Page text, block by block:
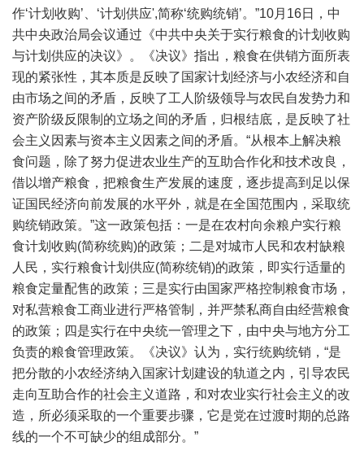
作‘计划收购’、‘计划供应',简称‘统购统销’。”10月16日，中
共中央政治局会议通过《中共中央关于实行粮食的计划收购
与计划供应的决议》。《决议》指出，粮食在供销方面所表
现的紧张性，其本质是反映了国家计划经济与小农经济和自
由市场之间的矛盾，反映了工人阶级领导与农民自发势力和
资产阶级反限制的立场之间的矛盾，归根结底，是反映了社
会主义因素与资本主义因素之间的矛盾。“从根本上解决粮
食问题，除了努力促进农业生产的互助合作化和技术改良，
借以增产粮食，把粮食生产发展的速度，逐步提高到足以保
证国民经济向前发展的水平外，就是在全国范围内，采取统
购统销政策。”这一政策包括：一是在农村向余粮户实行粮
食计划收购(简称统购)的政策；二是对城市人民和农村缺粮
人民，实行粮食计划供应(简称统销)的政策，即实行适量的
粮食定量配售的政策；三是实行由国家严格控制粮食市场，
对私营粮食工商业进行严格管制，并严禁私商自由经营粮食
的政策；四是实行在中央统一管理之下，由中央与地方分工
负责的粮食管理政策。《决议》认为，实行统购统销，“是
把分散的小农经济纳入国家计划建设的轨道之内，引导农民
走向互助合作的社会主义道路，和对农业实行社会主义的改
造，所必须采取的一个重要步骤，它是党在过渡时期的总路
线的一个不可缺少的组成部分。”